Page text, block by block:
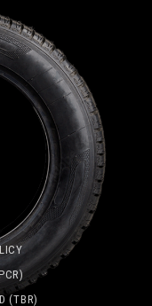
(TBR)